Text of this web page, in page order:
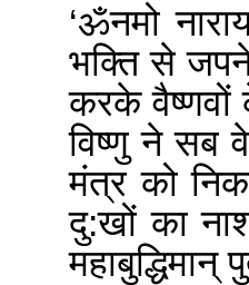
‘ॐनमो
भक्ति से जपने
करके
विष्णु ने सब
मंत्र को
दु:खों का